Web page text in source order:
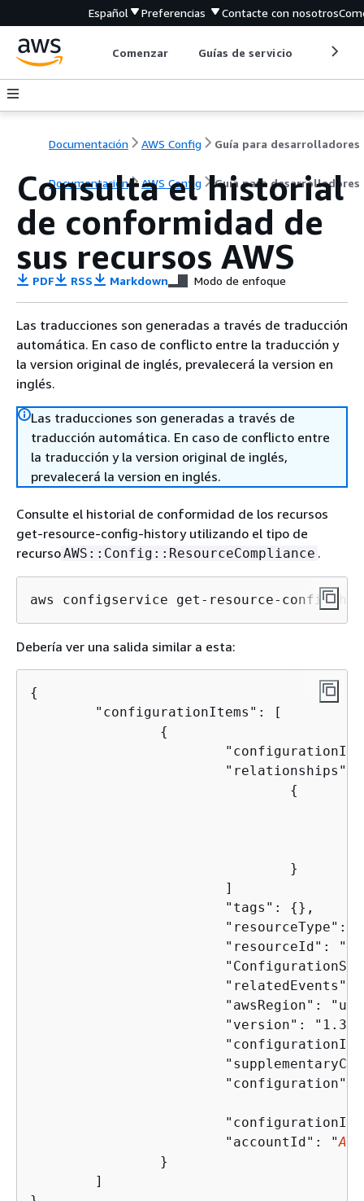
Español Preferencias Contacte con nosotros
Comenzar Guías de servicio
Documentación AWS Config Guía para desarrolladores
Documentación AWS Config Guía para desarrolladores
Consulta el historial
de conformidad de
sus recursos AWS
PDF RSS Markdown Modo de enfoque
Las traducciones son generadas a través de traducción
automática. En caso de conflicto entre la traducción y
la version original de inglés, prevalecerá la version en
inglés.
Las traducciones son generadas a través de
traducción automática. En caso de conflicto entre
la traducción y la version original de inglés,
prevalecerá la version en inglés.
Consulte el historial de conformidad de los recursos
get-resource-config-history utilizando el tipo de
recursoAWS::Config::ResourceCompliance .
aws configservice get-resource-config-
Debería ver una salida similar a esta:
{
{
{
			"tags":
{},
"configuration":
			"accountId": "